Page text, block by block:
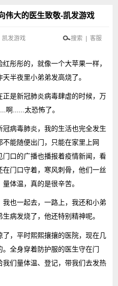
伟大的医生致敬-凯发游戏
凯发游戏 搜索 | 客服
彤彤的，就像一个大苹果一样，
半夜里小弟弟发高烧了。
是新冠肺炎病毒肆虐的时候，万
啊......太恐怖了。
病毒肺炎，我的生活也完全发生
能随便出门，只能在家里上网
口的广播也播报着疫情新闻，看
门口守着，寒风刺骨，他们一丝
体温，真的是很辛苦。
也一起去，一路上，我还和小弟
病发烧了，他还特别精神呢。
，平时熙熙攘攘的医院，现在几
全身穿着防护服的医生守在门
们量体温、登记，带我们去发热